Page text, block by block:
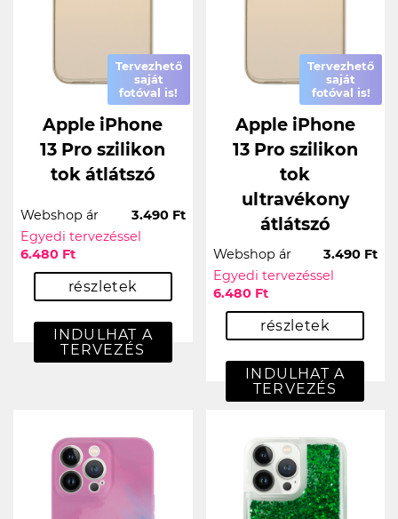
Tervezhető
saját
fotóval is!
Apple iPhone
13 Pro szilikon
tok átlátszó
Webshop ár
3.490 Ft
Egyedi tervezéssel
6.480 Ft
részletek
INDULHAT A
TERVEZÉS
Tervezhető
saját
fotóval is!
Apple iPhone
13 Pro szilikon
tok
ultravékony
átlátszó
Webshop ár
3.490 Ft
Egyedi tervezéssel
6.480 Ft
részletek
INDULHAT A
TERVEZÉS